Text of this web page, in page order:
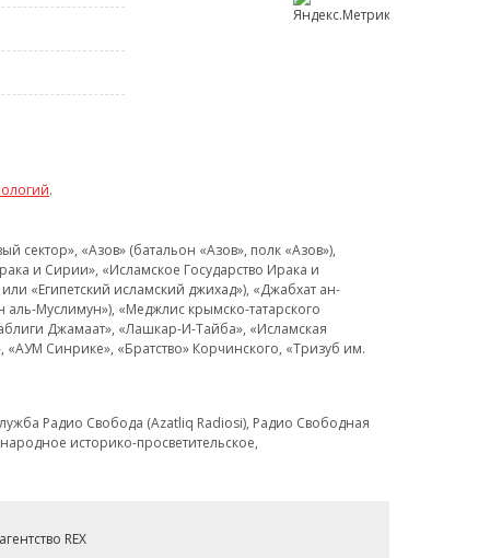
.
«Азов» (батальон «Азов», полк «Азов»),
и Сирии», «Исламское Государство Ирака и
«Египетский исламский джихад»), «Джабхат ан-
Муслимун»), «Меджлис крымско-татарского
Джамаат», «Лашкар-И-Тайба», «Исламская
Синрике», «Братство» Корчинского, «Тризуб им.
Радио Свобода (Azatliq Radiosi), Радио Свободная
историко-просветительское,
REX